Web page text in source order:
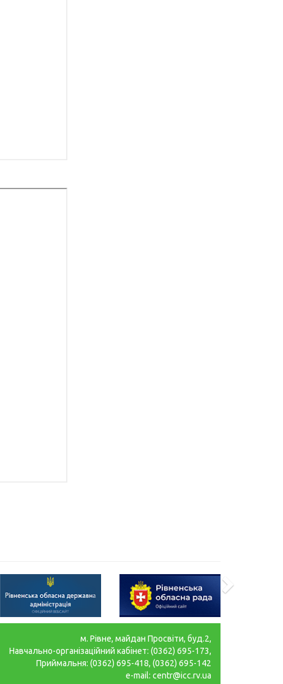
м. Рівне, майдан Просвіти, буд.2,
Навчально-організаційний кабінет: (0362) 695-173,
Приймальня: (0362) 695-418, (0362) 695-142
e-mail: centr@icc.rv.ua